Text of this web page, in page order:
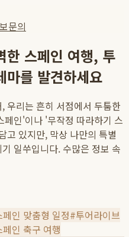
문의
한 스페인 여행, 투
마를 발견하세요
우리는 흔히 서점에서 두툼한
인'이나 '무작정 따라하기 스
고 있지만, 막상 나만의 특별
일쑤입니다. 수많은 정보 속
페인 맞춤형 일정#투어라이브
페인 축구 여행